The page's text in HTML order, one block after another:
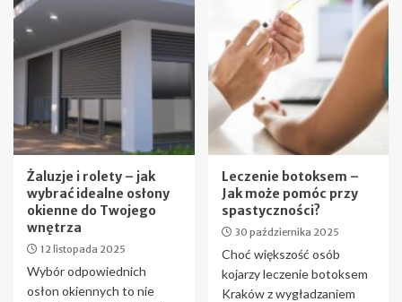
Żaluzje i rolety – jak
wybrać idealne osłony
okienne do Twojego
wnętrza
12 listopada 2025
Wybór odpowiednich
osłon okiennych to nie
Leczenie botoksem –
Jak może pomóc przy
spastyczności?
30 października 2025
Choć większość osób
kojarzy leczenie botoksem
Kraków z wygładzaniem